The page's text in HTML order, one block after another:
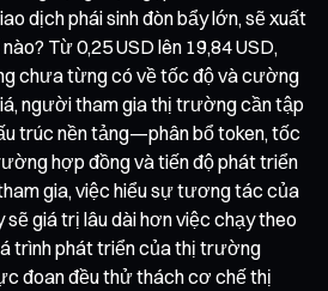
dịch phái sinh đòn bẩy lớn, sẽ xuất
Từ 0,25 USD lên 19,84 USD,
chưa từng có về tốc độ và cường
người tham gia thị trường cần tập
trúc nền tảng—phân bổ token, tốc
hợp đồng và tiến độ phát triển
gia, việc hiểu sự tương tác của
giá trị lâu dài hơn việc chạy theo
trình phát triển của thị trường
đoan đều thử thách cơ chế thị